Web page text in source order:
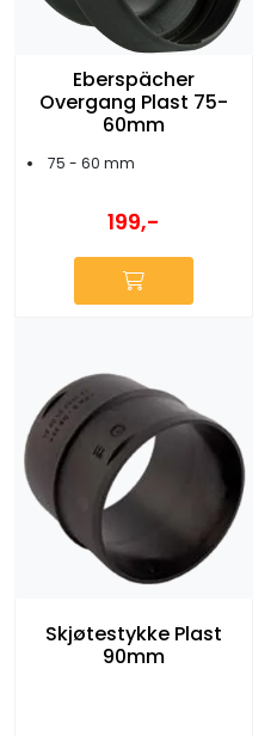
Eberspächer
Overgang Plast 75-
60mm
75 - 60 mm
199,-
Skjøtestykke Plast
90mm